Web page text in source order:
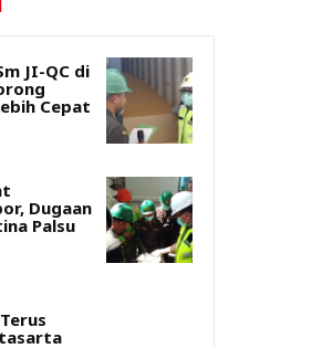
JI-QC di
Cepat
Dugaan
Palsu